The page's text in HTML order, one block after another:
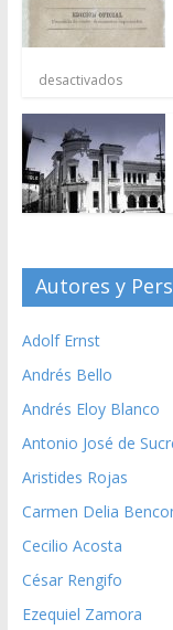
desactivados
Autores y
Adolf Ernst
Andrés Bello
Andrés Eloy Blanco
Antonio José de
Aristides Rojas
Carmen Delia
Cecilio Acosta
César Rengifo
Ezequiel Zamora